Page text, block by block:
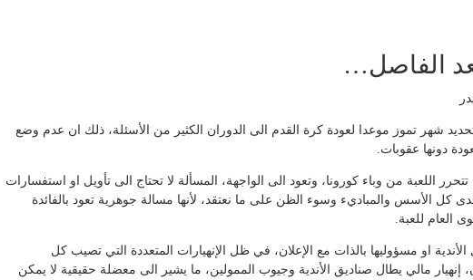
الفاصل…
شهر تموز موعدا لعودة كرة القدم الى الدوران الكثير من الأسئلة، ذلك ان عدم وضع
دونها عقوبات.
اللعبة من وباء كورونا، وتعود الى الواجهة، المسألة لا تحتاج الى تأويل او استفسارات
كل الأسس والمباديء وسوء الظن على ما نعتقد، لأنها مسالة جوهرية تعود بالفائدة
العام للعبة.
او مسؤوليها بالذات مع الإعلان، في ظل الإنهيارات المتعددة التي تصيب كل
إنهيار مالي يطال صناديق الأندية وجيوب الممولين، ما يشير الى معضلة حقيقية لا يمكن